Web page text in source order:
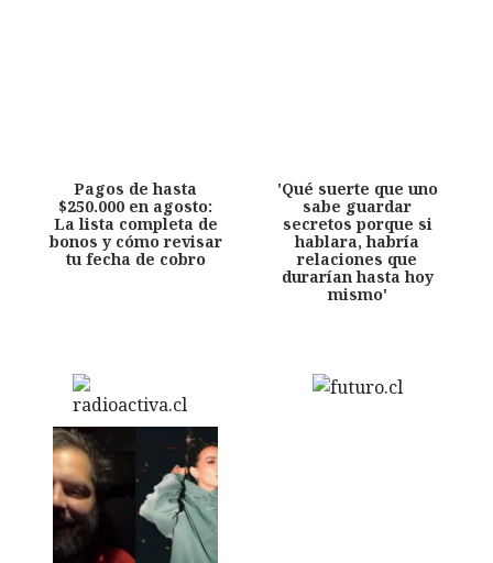
Pagos de hasta
$250.000 en agosto:
La lista completa de
bonos y cómo revisar
tu fecha de cobro
'Qué suerte que uno
sabe guardar
secretos porque si
hablara, habría
relaciones que
durarían hasta hoy
mismo'